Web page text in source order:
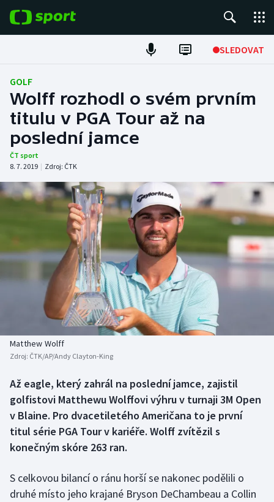
SLEDOVAT
Fotbal
Hokej
Tenis
Atletika
Cyklistika
DALŠÍ SPORTY
Americký fotbal
Baseball a softbal
Basketbal
Biatlon
Box
Curling
Florbal
NEPŘEHLÉDNĚTE
Soutěže
Historické návraty
Aplikace ČT sport
GOLF
Wolff rozhodl o svém prvním
titulu v PGA Tour až na
poslední jamce
ČT sport
8. 7. 2019 | Zdroj: ČTK
Matthew Wolff
Zdroj: ČTK/AP/Andy Clayton-King
Až eagle, který zahrál na poslední jamce, zajistil
golfistovi Matthewu Wolffovi výhru v turnaji 3M Open
v Blaine. Pro dvacetiletého Američana to je první
titul série PGA Tour v kariéře. Wolff zvítězil s
konečným skóre 263 ran.
S celkovou bilancí o ránu horší se nakonec podělili o
druhé místo jeho krajané Bryson DeChambeau a Collin